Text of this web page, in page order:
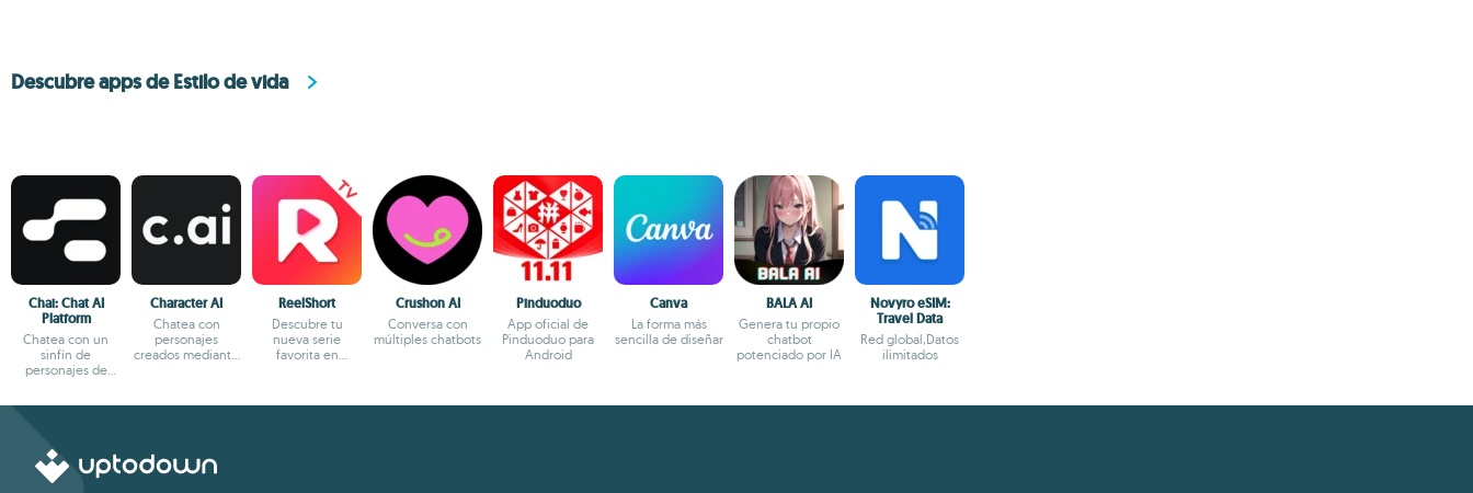
Descubre apps de Estilo de vida
Chai: Chat AI
Platform
Chatea con un
sinfín de
personajes de
Character AI
Chatea con
personajes
creados mediante
ReelShort
Descubre tu
nueva serie
favorita en
Crushon AI
Conversa con
múltiples chatbots
Pinduoduo
App oficial de
Pinduoduo para
Android
Canva
La forma más
sencilla de diseñar
BALA AI
Genera tu propio
chatbot
potenciado por IA
Novyro eSIM:
Travel Data
Red global,Datos
ilimitados